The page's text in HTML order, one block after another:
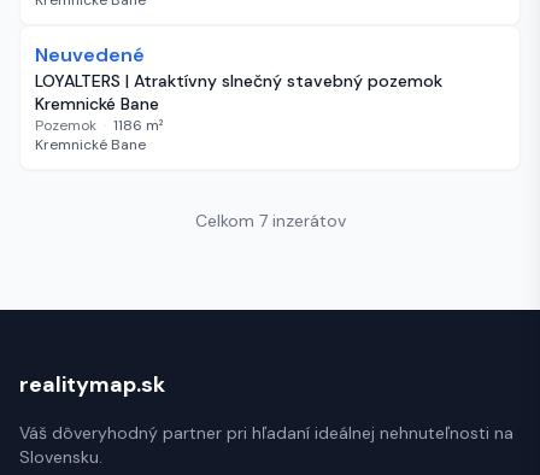
234 dní
Neuvedené
LOYALTERS | Atraktívny slnečný stavebný pozemok
Kremnické Bane
Pozemok · 1186 m²
Kremnické Bane
Celkom 7 inzerátov
realitymap.sk
Váš dôveryhodný partner pri hľadaní ideálnej nehnuteľnosti na
Slovensku.